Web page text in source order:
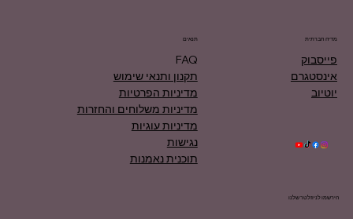
תנאים
FAQ
תקנון ותנאי שימוש
מדיניות הפרטיות
מדיניות משלוחים והחזרות
מדיניות עוגיות
נגישות
תוכנית נאמנות
מדיה חברתית
פייסבוק
אינסטגרם
יוטיוב
הירשמו לניוזלטר שלנו